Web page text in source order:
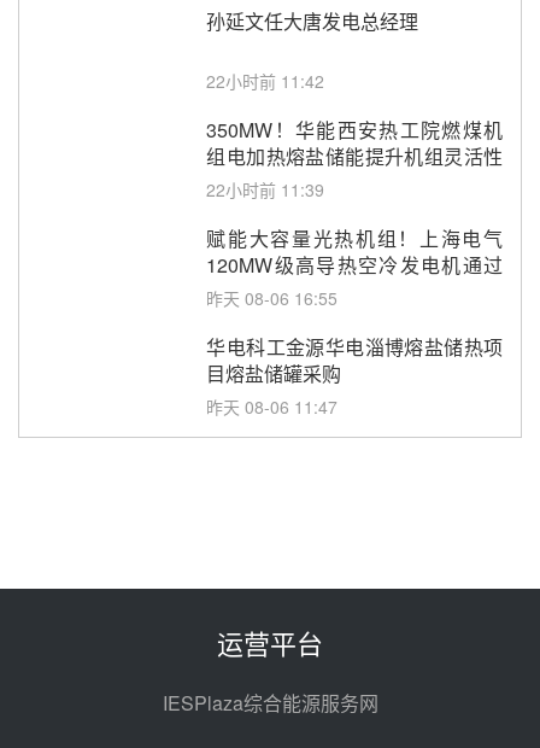
孙延文任大唐发电总经理
22小时前 11:42
350MW！华能西安热工院燃煤机
组电加热熔盐储能提升机组灵活性
改造项目初步设计第三方评审服务
22小时前 11:39
赋能大容量光热机组！上海电气
120MW级高导热空冷发电机通过
型式试验
昨天 08-06 16:55
华电科工金源华电淄博熔盐储热项
目熔盐储罐采购
昨天 08-06 11:47
光热示范电站二列蒸汽发生器设备
热发电工程EPC总承包项目熔盐截
运营平台
IESPlaza综合能源服务网